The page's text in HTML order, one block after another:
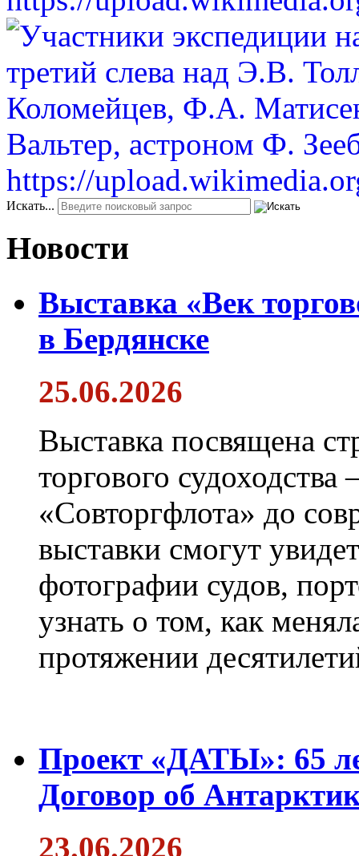
Искать...
Новости
Выставка «Век
в Бердянске
25.06.2026
Выставка посвящена
торгового
«Совторгфлота» до
выставки смогут
фотографии судов,
узнать о том, как
протяжении
Проект «ДАТЫ»: 65
Договор об
23.06.2026